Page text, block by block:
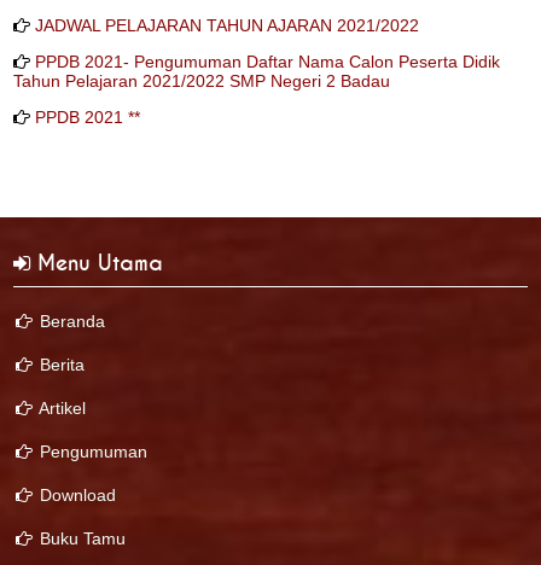
JADWAL PELAJARAN TAHUN AJARAN 2021/2022
PPDB 2021- Pengumuman Daftar Nama Calon Peserta Didik
Tahun Pelajaran 2021/2022 SMP Negeri 2 Badau
PPDB 2021 **
Menu Utama
Beranda
Berita
Artikel
Pengumuman
Download
Buku Tamu